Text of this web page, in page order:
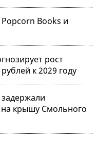
Books и
рост
к 2029 году
на крышу Смольного